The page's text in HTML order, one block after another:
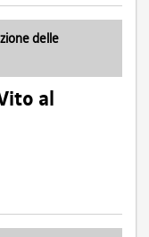
delle
al